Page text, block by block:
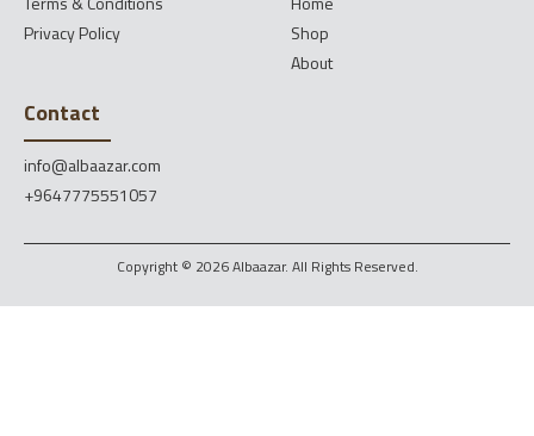
Privacy Policy
Shop
About
Contact
info@albaazar.com
+9647775551057
Copyright © 2026 Albaazar. All Rights Reserved.